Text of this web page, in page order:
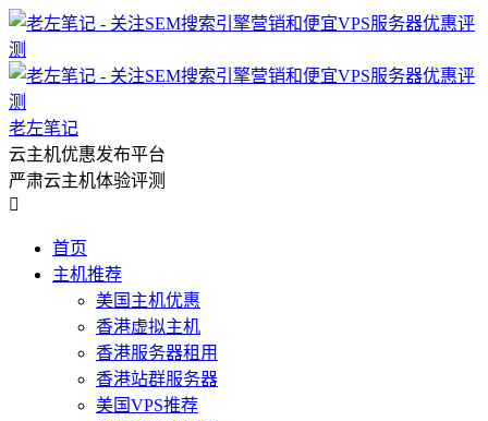
老左笔记
云主机优惠发布平台
严肃云主机体验评测

首页
主机推荐
美国主机优惠
香港虚拟主机
香港服务器租用
香港站群服务器
美国VPS推荐